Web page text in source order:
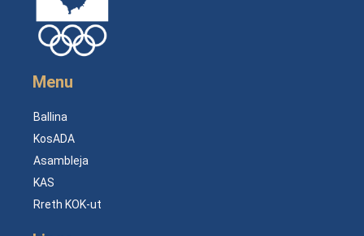
Menu
Ballina
KosADA
Asambleja
KAS
Rreth KOK-ut